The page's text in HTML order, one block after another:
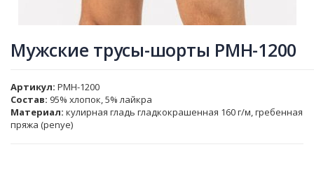
Мужские трусы-шорты PMH-1200
Артикул PMH-1200
Состав: 95% хлопок, 5% лайкра
Материал: кулирная гладь гладкокрашенная 160 г/м, гребенная
пряжа (penye)